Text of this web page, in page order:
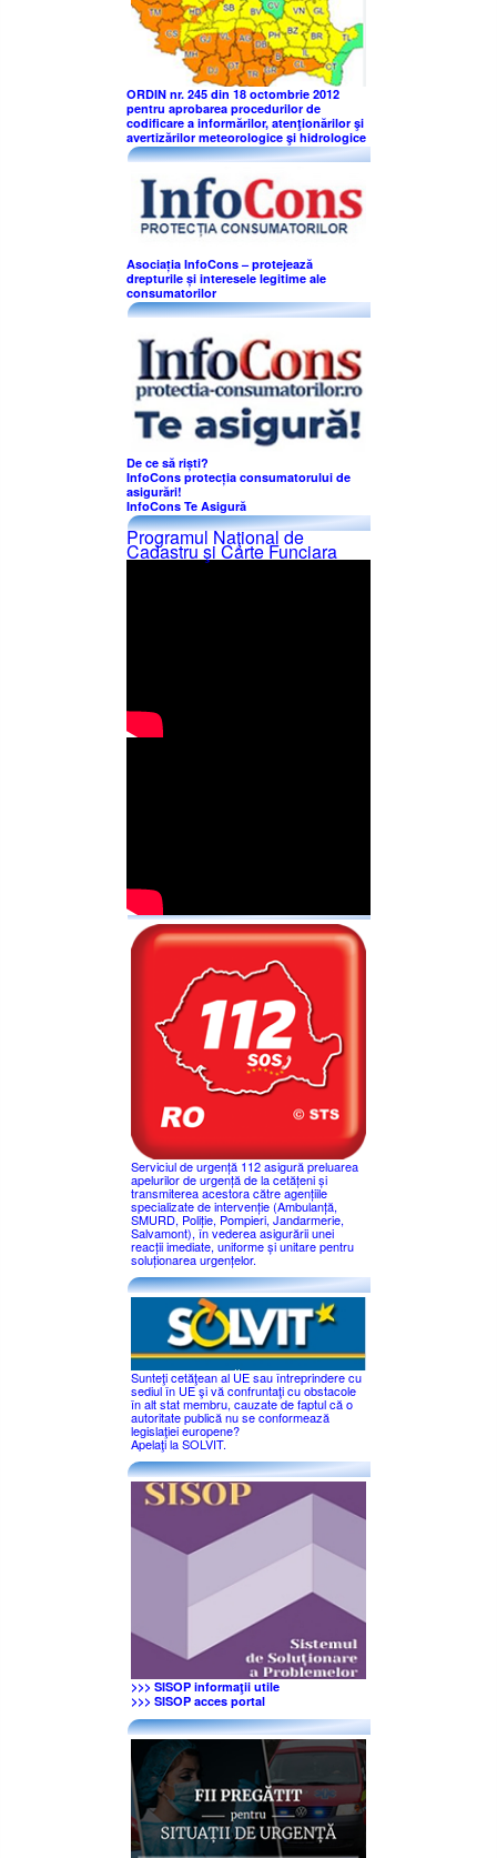
ORDIN nr. 245 din 18 octombrie 2012
pentru aprobarea procedurilor de
codificare a informărilor, atenţionărilor şi
avertizărilor meteorologice şi hidrologice
Asociația InfoCons – protejează
drepturile și interesele legitime ale
consumatorilor
De ce să riști?
InfoCons protecția consumatorului de
asigurări!
InfoCons Te Asigură
Programul Naţional de
Cadastru şi Carte Funciara
Serviciul de urgență 112 asigură preluarea
apelurilor de urgență de la cetățeni și
transmiterea acestora către agențiile
specializate de intervenție (Ambulanță,
SMURD, Poliție, Pompieri, Jandarmerie,
Salvamont), în vederea asigurării unei
reacții imediate, uniforme și unitare pentru
soluționarea urgențelor.
Sunteţi cetăţean al UE sau întreprindere cu
sediul în UE şi vă confruntaţi cu obstacole
în alt stat membru, cauzate de faptul că o
autoritate publică nu se conformează
legislaţiei europene?
Apelaţi la SOLVIT.
>>> SISOP informaţii utile
>>> SISOP acces portal